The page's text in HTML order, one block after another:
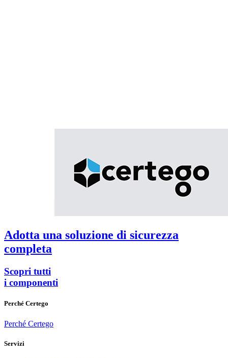
Adotta una soluzione di sicurezza
completa
Scopri tutti
i componenti
Perché Certego
Perché Certego
Servizi